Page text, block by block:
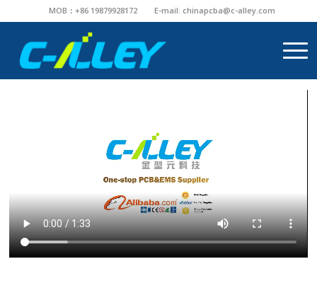
MOB：+86 19879928172 E-mail: chinapcba@c-alley.com